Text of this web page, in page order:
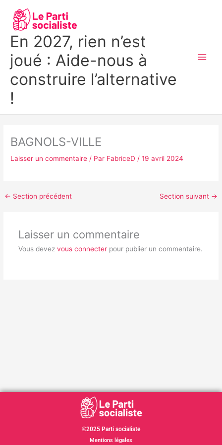
contenu
En 2027, rien n’est
joué : Aide-nous à
construire l’alternative
!
BAGNOLS-VILLE
Laisser un commentaire / Par FabriceD/19 avril 2024
← Section précédent Section suivant →
Laisser un commentaire
Vous devez vous connecterpour publier un commentaire.
©2025 Parti socialiste
Mentions légales